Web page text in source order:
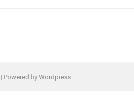
| Powered by Wordpress